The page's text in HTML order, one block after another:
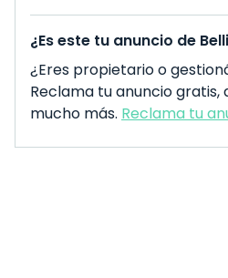
¿Es este tu anuncio de
¿Eres propietario o
Reclama tu anuncio
mucho más. Reclama tu